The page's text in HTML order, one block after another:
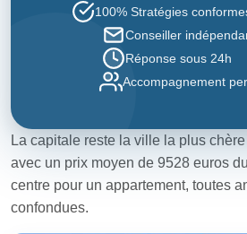
100% Stratégies
Conseiller
Réponse sous 24h
Accompagnement
La capitale reste la ville la plus
avec un prix moyen de 9528 euros
centre pour un appartement, toutes
confondues.